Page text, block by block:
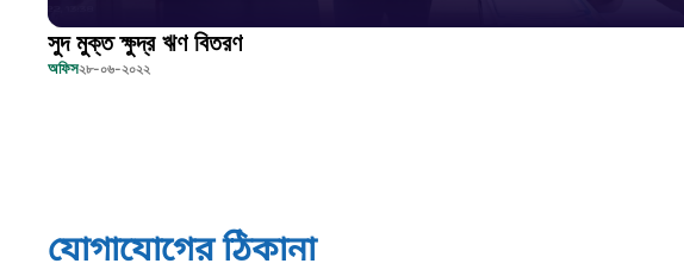
সুদ মুক্ত ক্ষুদ্র ঋণ বিতরণ
অফিস২৮-০৬-২০২২
যোগাযোগের ঠিকানা